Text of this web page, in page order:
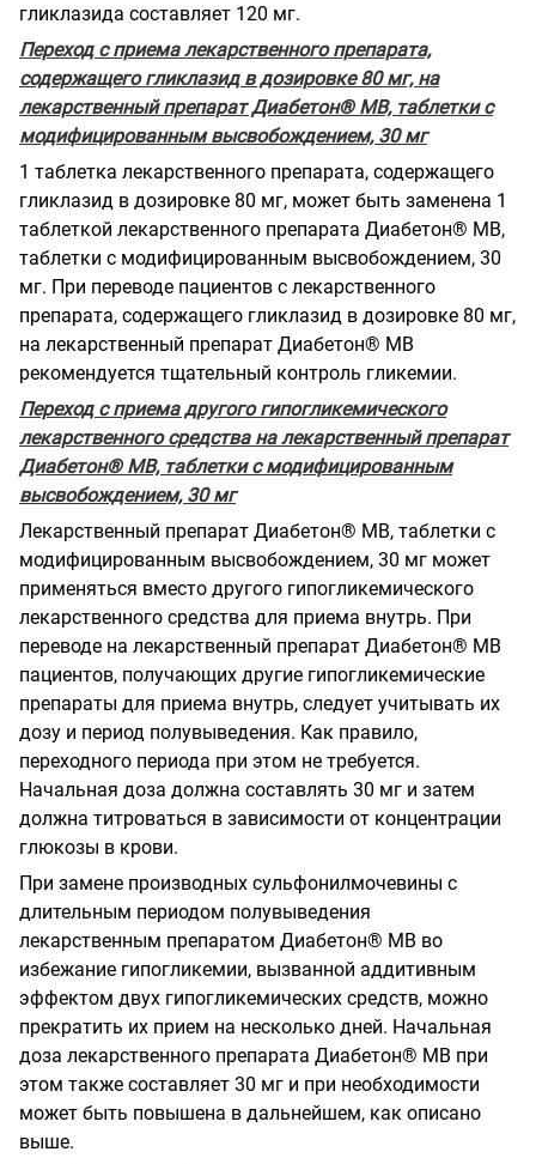
гликлазида составляет 120 мг.
Переход с приема лекарственного препарата,
содержащего гликлазид в дозировке 80 мг, на
лекарственный препарат Диабетон® МВ, таблетки с
модифицированным высвобождением, 30 мг
1 таблетка лекарственного препарата, содержащего
гликлазид в дозировке 80 мг, может быть заменена 1
таблеткой лекарственного препарата Диабетон® МВ,
таблетки с модифицированным высвобождением, 30
мг. При переводе пациентов с лекарственного
препарата, содержащего гликлазид в дозировке 80 мг,
на лекарственный препарат Диабетон® МВ
рекомендуется тщательный контроль гликемии.
Переход с приема другого гипогликемического
лекарственного средства на лекарственный препарат
Диабетон® МВ, таблетки с модифицированным
высвобождением, 30 мг
Лекарственный препарат Диабетон® МВ, таблетки с
модифицированным высвобождением, 30 мг может
применяться вместо другого гипогликемического
лекарственного средства для приема внутрь. При
переводе на лекарственный препарат Диабетон® МВ
пациентов, получающих другие гипогликемические
препараты для приема внутрь, следует учитывать их
дозу и период полувыведения. Как правило,
переходного периода при этом не требуется.
Начальная доза должна составлять 30 мг и затем
должна титроваться в зависимости от концентрации
глюкозы в крови.
При замене производных сульфонилмочевины с
длительным периодом полувыведения
лекарственным препаратом Диабетон® МВ во
избежание гипогликемии, вызванной аддитивным
эффектом двух гипогликемических средств, можно
прекратить их прием на несколько дней. Начальная
доза лекарственного препарата Диабетон® МВ при
этом также составляет 30 мг и при необходимости
может быть повышена в дальнейшем, как описано
выше.